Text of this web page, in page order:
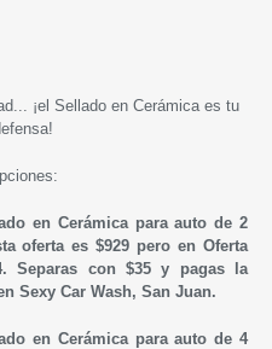
¡el Sellado en Cerámica es tu
en Cerámica para auto de 2
oferta es $929 pero en Oferta
Separas con $35 y pagas la
Sexy Car Wash, San Juan.
en Cerámica para auto de 4